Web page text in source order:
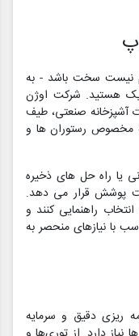
نیست سخت باشد - به
هستید. شرکت اوژن
آشپزخانه صنعتی، طیف
مخصوص رستوران ها و
یا راه حل های ذخیره
پوشش قرار می دهد.
انتخاب راهنمایی کنند و
با نیازهای منحصر به
ریزی دقیق و سرمایه